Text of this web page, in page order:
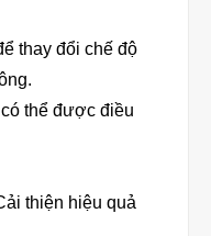
thay đổi chế độ
thể được điều
thiện hiệu quả